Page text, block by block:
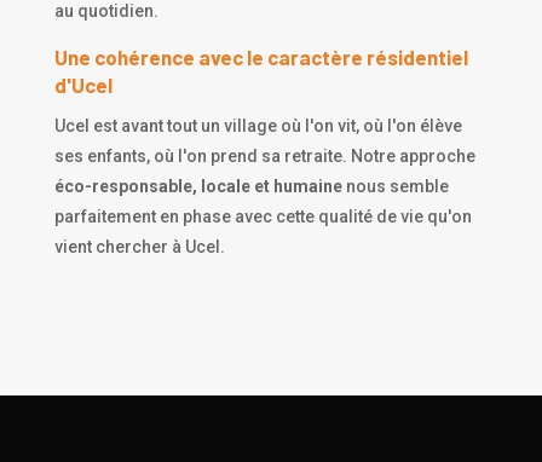
au quotidien.
Une cohérence avec le caractère résidentiel
d'Ucel
Ucel est avant tout un village où l'on vit, où l'on élève
ses enfants, où l'on prend sa retraite. Notre approche
éco-responsable, locale et humainenous semble
parfaitement en phase avec cette qualité de vie qu'on
vient chercher à Ucel.